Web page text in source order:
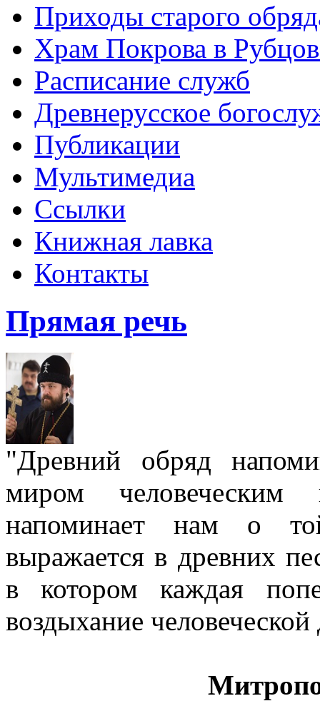
Приходы старого
Храм Покрова в
Расписание служб
Древнерусское
Публикации
Мультимедиа
Ссылки
Книжная лавка
Контакты
Прямая речь
"Древний обряд
миром
напоминает нам о
выражается в древних
в котором каждая
воздыхание